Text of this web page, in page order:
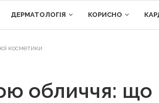
ДЕРМАТОЛОГІЯ КОРИСНО
косметики
обличчя: що